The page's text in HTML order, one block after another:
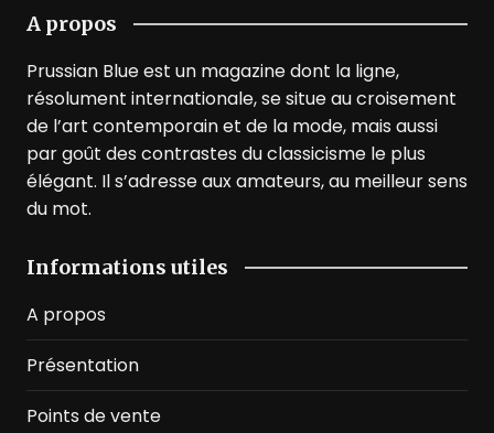
A propos
Prussian Blue est un magazine dont la ligne,
résolument internationale, se situe au croisement
de l’art contemporain et de la mode, mais aussi
par goût des contrastes du classicisme le plus
élégant. Il s’adresse aux amateurs, au meilleur sens
du mot.
Informations utiles
A propos
Présentation
Points de vente